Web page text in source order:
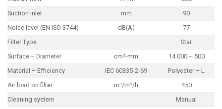
Suction inlet
mm
90
Noise level (EN ISO 3744)
dB(A)
77
Filter Type
Star
Surface – Diameter
cm²-mm
14.000 – 500
Material – Efficiency
IEC 60335-2-69
Polyester – L
Air load on filter
m³/m²/h
450
Cleaning system
Manual